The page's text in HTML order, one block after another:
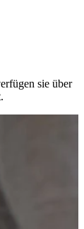
sie über